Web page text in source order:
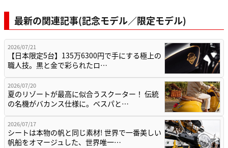
最新の関連記事(記念モデル／限定モデル)
2026/07/21
【日本限定5台】135万6300円で手にする極上の
職人技。黒と金で彩られたロ…
2026/07/20
夏のリゾートが最高に似合うスクーター！ 伝統
の名機がバカンス仕様に。ベスパと…
2026/07/17
シートは本物の帆と同じ素材! 世界で一番美しい
帆船をオマージュした、世界唯一…